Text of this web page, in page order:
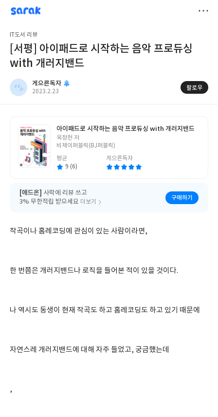
sarak
게으른독자
IT도서 리뷰
[서평] 아이패드로 시작하는 음악 프로듀싱
with 개러지밴드
게으른독자
작
2023.2.23
팔로우
아이패드로 시작하는 음악 프로듀싱 with 개러지밴드
글
쓴
옥정헌 저
비제이퍼블릭(BJ퍼블릭)
평균
9 (6)
게으른독자
[애드온] 사락에 리뷰 쓰고
3% 무한적립 받으세요 더보기
구매하기
작곡이나 홈레코딩에 관심이 있는 사람이라면,
한 번쯤은 개러지밴드나 로직을 들어본 적이 있을 것이다.
나 역시도 동생이 현재 작곡도 하고 홈레코딩도 하고 있기 때문에
자연스레 개러지밴드에 대해 자주 들었고, 궁금했는데
,